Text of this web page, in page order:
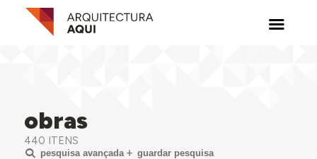
obras
440 ITENS
pesquisa avançada
guardar pesquisa